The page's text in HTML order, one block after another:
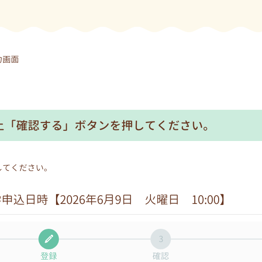
画面
確認する」ボタンを押してください。
ください。
込日時【2026年6月9日 火曜日 10:00】
登録
3
確認